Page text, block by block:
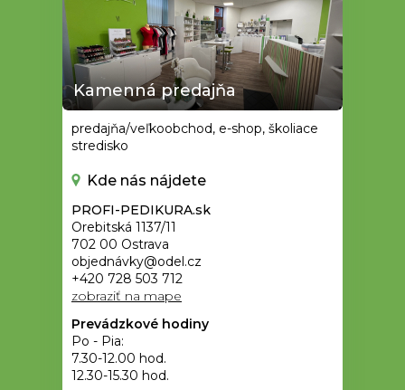
Kamenná predajňa
predajňa/veľkoobchod, e-shop, školiace
stredisko
Kde nás nájdete
PROFI-PEDIKURA.sk
Orebitská 1137/11
702 00 Ostrava
objednávky@odel.cz
+420 728 503 712
zobraziť na mape
Prevádzkové hodiny
Po - Pia:
7.30-12.00 hod.
12.30-15.30 hod.